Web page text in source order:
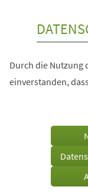
Durch die Nutzung
einverstanden,